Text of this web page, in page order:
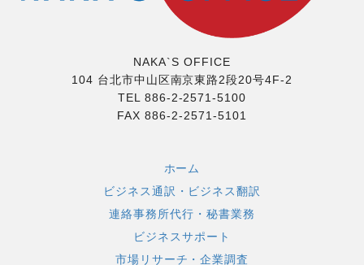
NAKA`S OFFICE
104 台北市中山区南京東路2段20号4F-2
TEL 886-2-2571-5100
FAX 886-2-2571-5101
ホーム
ビジネス通訳・ビジネス翻訳
連絡事務所代行・秘書業務
ビジネスサポート
市場リサーチ・企業調査